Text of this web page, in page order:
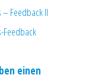
Feedback II
Feedback
einen